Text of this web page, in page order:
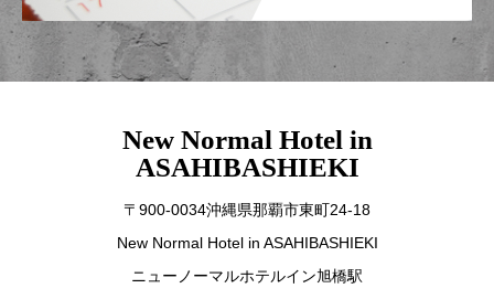
New Normal Hotel in
ASAHIBASHIEKI
〒900-0034沖縄県那覇市東町24-18
New Normal Hotel in ASAHIBASHIEKI
ニューノーマルホテルイン旭橋駅